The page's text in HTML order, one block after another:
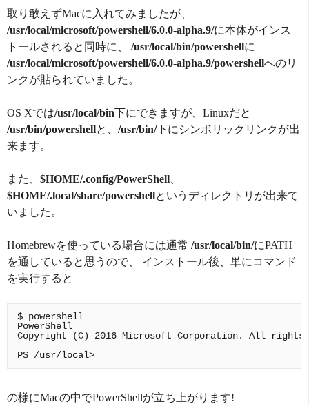
取り敢えずMacに入れてみましたが、
/usr/local/microsoft/powershell/6.0.0-alpha.9/に本体がインス
トールされると同時に、 /usr/local/bin/powershellに
/usr/local/microsoft/powershell/6.0.0-alpha.9/powershellへのリ
ンクが貼られていました。
OS Xでは/usr/local/bin下にできますが、Linuxだと
/usr/bin/powershellと、 /usr/bin/下にシンボリックリンクが出
来ます。
また、 $HOME/.config/PowerShell
$HOME/.local/share/powershellというディレクトリが出来て
いました。
Homebrewを使っている場合には通常 /usr/local/bin/にPATH
を通していると思うので、 インストール後、単にコマンド
を実行すると
$ powershell
PowerShell
Copyright (C) 2016 Microsoft Corporation. All rights
の様にMacの中でPowerShellが立ち上がります!